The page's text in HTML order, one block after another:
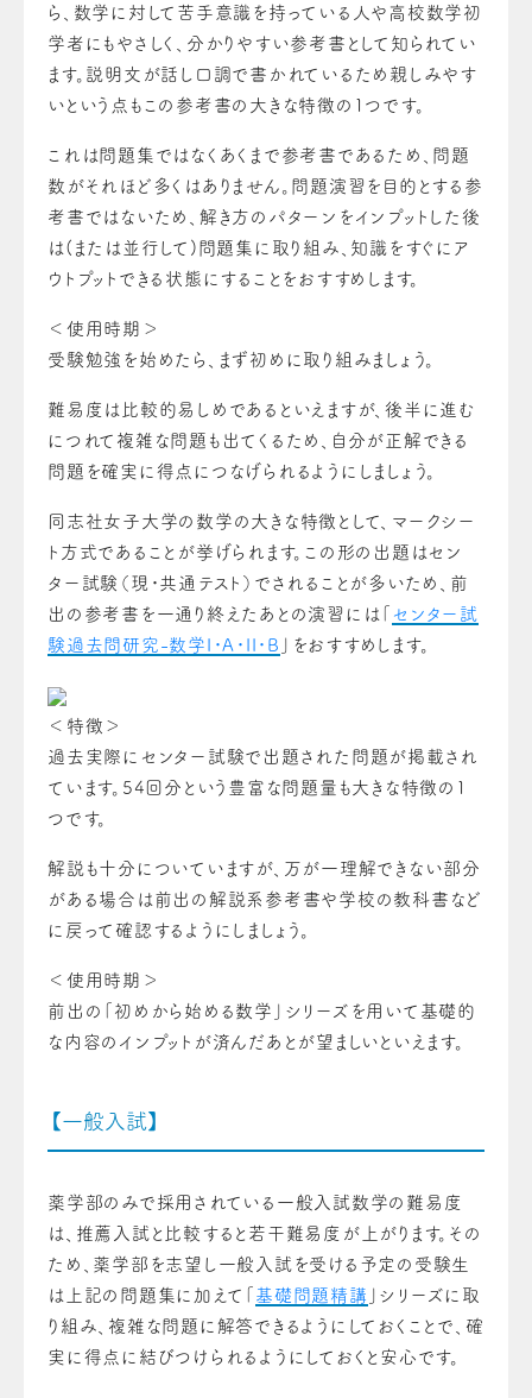
ら、数学に対して苦手意識を持っている人や高校数学初
学者にもやさしく、分かりやすい参考書として知られてい
ます。説明文が話し口調で書かれているため親しみやす
いという点もこの参考書の大きな特徴の1つです。
これは問題集ではなくあくまで参考書であるため、問題
数がそれほど多くはありません。問題演習を目的とする参
考書ではないため、解き方のパターンをインプットした後
は(または並行して)問題集に取り組み、知識をすぐにア
ウトプットできる状態にすることをおすすめします。
＜使用時期＞
受験勉強を始めたら、まず初めに取り組みましょう。
難易度は比較的易しめであるといえますが、後半に進む
につれて複雑な問題も出てくるため、自分が正解できる
問題を確実に得点につなげられるようにしましょう。
同志社女子大学の数学の大きな特徴として、マークシー
ト方式であることが挙げられます。この形の出題はセン
ター試験（現・共通テスト）でされることが多いため、前
出の参考書を一通り終えたあとの演習には「 センター試
験過去問研究-数学I・A・II・B 」をおすすめします。
＜特徴＞
過去実際にセンター試験で出題された問題が掲載され
ています。54回分という豊富な問題量も大きな特徴の1
つです。
解説も十分についていますが、万が一理解できない部分
がある場合は前出の解説系参考書や学校の教科書など
に戻って確認するようにしましょう。
＜使用時期＞
前出の「初めから始める数学」シリーズを用いて基礎的
な内容のインプットが済んだあとが望ましいといえます。
【一般入試】
薬学部のみで採用されている一般入試数学の難易度
は、推薦入試と比較すると若干難易度が上がります。その
ため、薬学部を志望し一般入試を受ける予定の受験生
は上記の問題集に加えて「 基礎問題精講 」シリーズに取
り組み、複雑な問題に解答できるようにしておくことで、確
実に得点に結びつけられるようにしておくと安心です。